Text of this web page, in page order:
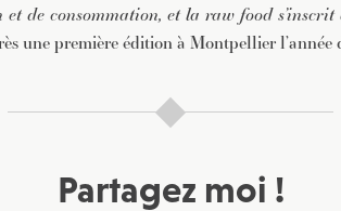
et de consommation, et la raw food
une première édition à Montpellier l’année
Partagez moi !